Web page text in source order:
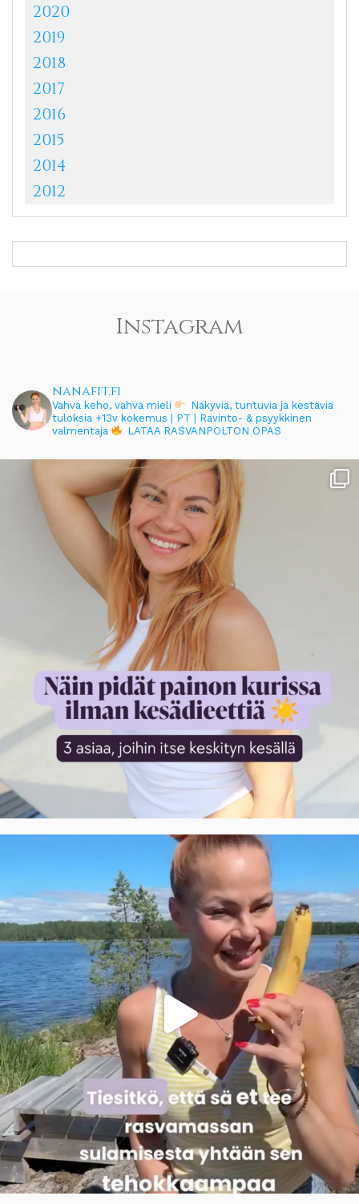
2020
2019
2018
2017
2016
2015
2014
2012
Instagram
nanafit.fi
Vahva keho, vahva mieli
Näkyviä, tuntuvia ja kestäviä
tuloksia +13v kokemus | PT | Ravinto- & psyykkinen
valmentaja
LATAA RASVANPOLTON OPAS